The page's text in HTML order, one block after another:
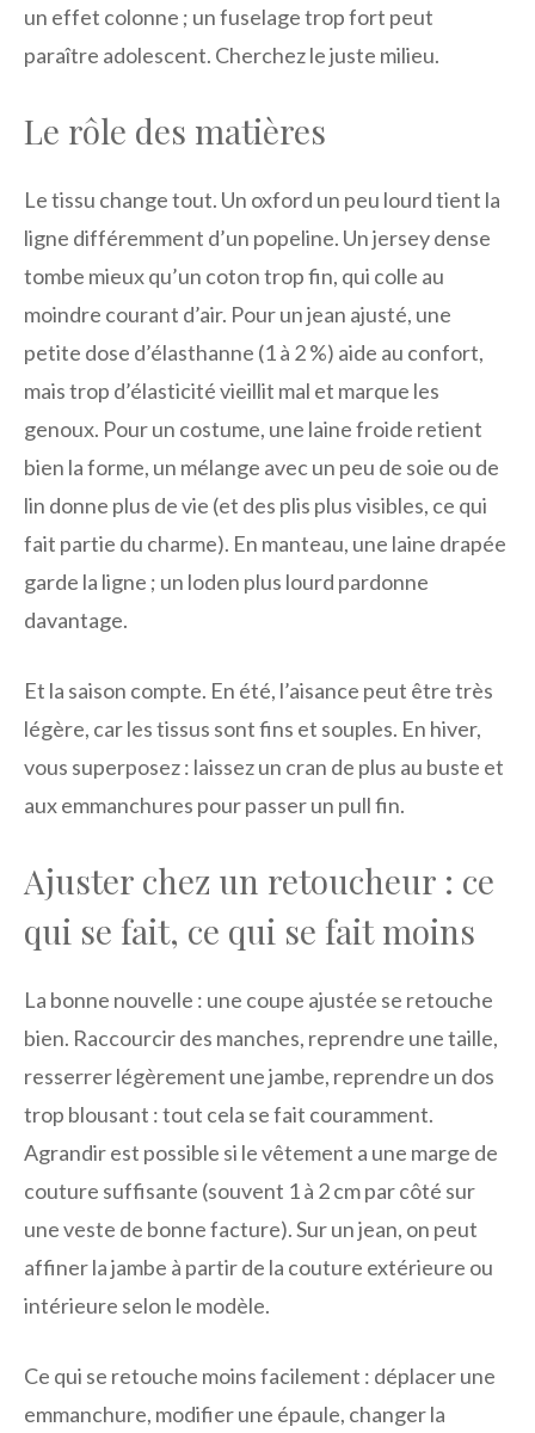
un effet colonne ; un fuselage trop fort peut
paraître adolescent. Cherchez le juste milieu.
Le rôle des matières
Le tissu change tout. Un oxford un peu lourd tient la
ligne différemment d’un popeline. Un jersey dense
tombe mieux qu’un coton trop fin, qui colle au
moindre courant d’air. Pour un jean ajusté, une
petite dose d’élasthanne (1 à 2 %) aide au confort,
mais trop d’élasticité vieillit mal et marque les
genoux. Pour un costume, une laine froide retient
bien la forme, un mélange avec un peu de soie ou de
lin donne plus de vie (et des plis plus visibles, ce qui
fait partie du charme). En manteau, une laine drapée
garde la ligne ; un loden plus lourd pardonne
davantage.
Et la saison compte. En été, l’aisance peut être très
légère, car les tissus sont fins et souples. En hiver,
vous superposez : laissez un cran de plus au buste et
aux emmanchures pour passer un pull fin.
Ajuster chez un retoucheur : ce
qui se fait, ce qui se fait moins
La bonne nouvelle : une coupe ajustée se retouche
bien. Raccourcir des manches, reprendre une taille,
resserrer légèrement une jambe, reprendre un dos
trop blousant : tout cela se fait couramment.
Agrandir est possible si le vêtement a une marge de
couture suffisante (souvent 1 à 2 cm par côté sur
une veste de bonne facture). Sur un jean, on peut
affin­er la jambe à partir de la couture extérieure ou
intérieure selon le modèle.
Ce qui se retouche moins facilement : déplacer une
emmanchure, modifier une épaule, changer la